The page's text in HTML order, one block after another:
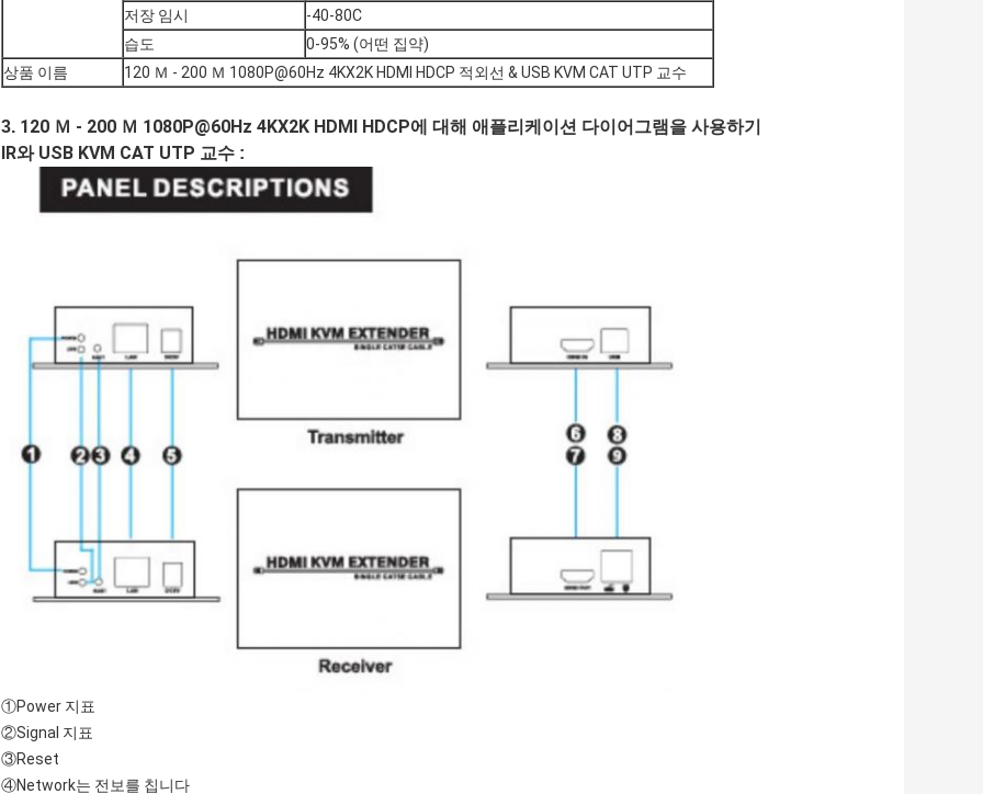
저장 임시
-40-80C
습도
0-95% (어떤 집약)
상품 이름
120 Ｍ - 200 Ｍ 1080P@60Hz 4KX2K HDMI HDCP 적외선 & USB KVM CAT UTP 교수
3. 120 Ｍ - 200 Ｍ 1080P@60Hz 4KX2K HDMI HDCP에 대해 애플리케이션 다이어그램을 사용하기
IR와 USB KVM CAT UTP 교수 :
①Power 지표
②Signal 지표
③Reset
④Network는 전보를 칩니다